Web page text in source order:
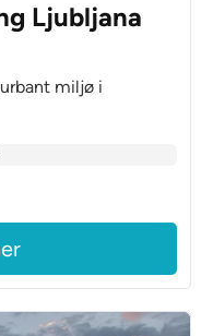
Ljubljana
miljø i